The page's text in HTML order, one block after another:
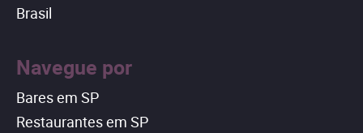
Brasil
Navegue por
Bares em SP
Restaurantes em SP